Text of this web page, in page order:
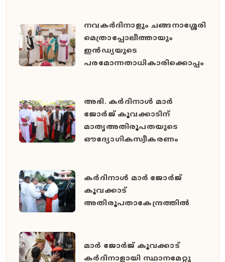
നവകർദിനാളും ചങ്ങനാശ്ശേരി
മെത്രാപ്പോലീത്തായും
ഇൻഡ്യയുടെ
പരമോന്നതാധികാരിക്കൊപ്പം
അഭി. കർദിനാൾ മാർ
ജോർജ് കൂവക്കാടിന്
മാതൃഅതിരൂപതയുടെ
ഔദ്യോഗികസ്വീകരണം
കർദിനാൾ മാർ ജോർജ്
കൂവക്കാട്
അതിരൂപതാകേന്ദ്രത്തിൽ
മാർ ജോർജ് കൂവക്കാട്
കർദിനാളായി സ്ഥാനമേറ്റു